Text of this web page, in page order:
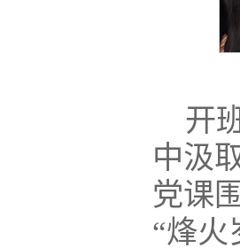
开
中汲
党课
“烽火